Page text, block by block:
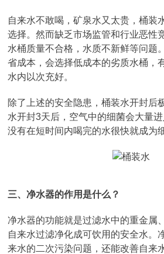
自来水不敢喝，矿泉水又太贵，桶装
选择。然而缺乏市场监管和行业恶性
水桶质量不合格，水质不新鲜等问题
省成本，会选择低成本的劣质水桶，
水内以次充好。
除了上述的安全隐患，桶装水开封后
水开封3天后，空气中的细菌会大量
没有在短时间内喝完的水很快就成为
三、净水器的作用是什么？
净水器的功能就是过滤水中的重金属
自来水过滤净化成可饮用的安全水。
来水的二次污染问题，还能改善自来